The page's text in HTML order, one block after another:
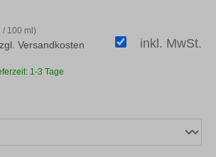
/ 100 ml)
inkl. MwSt.
Versandkosten
1-3 Tage